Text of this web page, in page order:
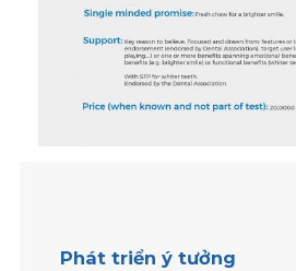
Phát triển ý tưởng